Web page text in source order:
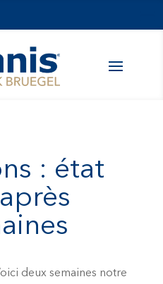
: état
deux semaines notre